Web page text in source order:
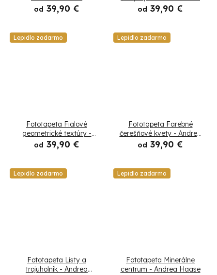
od 39,90 €
od 39,90 €
Lepidlo zadarmo
Fototapeta Fialové
geometrické textúry -
Andrea Haase
od 39,90 €
Lepidlo zadarmo
Fototapeta Farebné
čerešňové kvety - Andrea
Haase
od 39,90 €
Lepidlo zadarmo
Fototapeta Listy a
trojuholník - Andrea
Lepidlo zadarmo
Fototapeta Minerálne
centrum - Andrea Haase